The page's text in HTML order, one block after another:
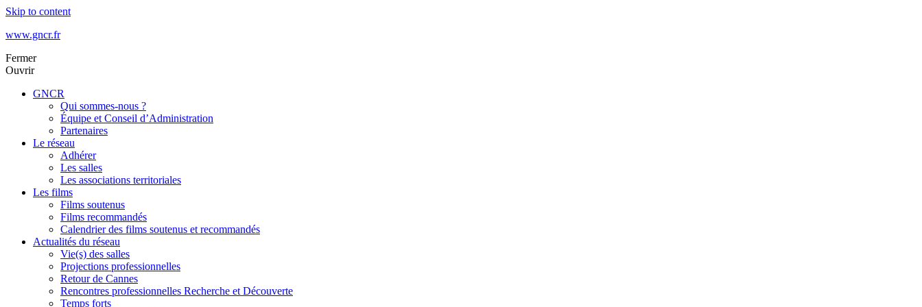
Skip to content
www.gncr.fr
Fermer
Ouvrir
GNCR
Qui sommes-nous ?
Équipe et Conseil d’Administration
Partenaires
Le réseau
Adhérer
Les salles
Les associations territoriales
Les films
Films soutenus
Films recommandés
Calendrier des films soutenus et recommandés
Actualités du réseau
Vie(s) des salles
Projections professionnelles
Retour de Cannes
Rencontres professionnelles Recherche et Découverte
Temps forts